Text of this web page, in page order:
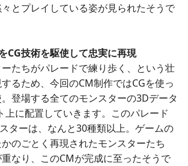
とプレイしている姿が見られたそうで
CG技術を駆使して忠実に再現
ーたちがパレードで練り歩く、という壮
るため、今回のCM制作ではCGを使っ
登場する全てのモンスターの3Dデータ
上に配置していきます。このパレード
ターは、なんと30種類以上。ゲームの
のごとく再現されたモンスターたち
なり、このCMが完成に至ったそうで